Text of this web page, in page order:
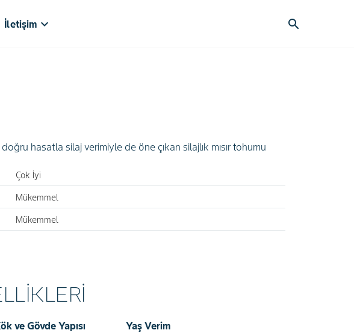
İletişim keyboard_arrow_down search
hasatla silaj verimiyle de öne çıkan silajlık mısır tohumu
Çok İyi
Mükemmel
Mükemmel
ve Gövde Yapısı Yaş Verim